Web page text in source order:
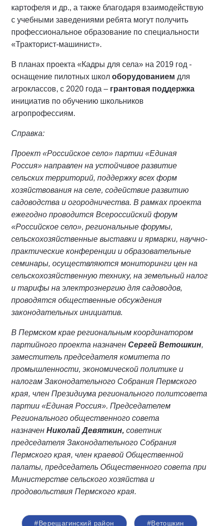
картофеля и др., а также благодаря взаимодействую
с учебными заведениями ребята могут получить
профессиональное образование по специальности
«Тракторист-машинист».
В планах проекта «Кадры для села» на 2019 год -
оснащение пилотных школ оборудованием для
агроклассов, с 2020 года – грантовая поддержка
инициатив по обучению школьников
агропрофессиям.
Справка:
Проект «Российское село» партии «Единая
Россия» направлен на устойчивое развитие
сельских территорий, поддержку всех форм
хозяйствования на селе, содействие развитию
садоводства и огородничества. В рамках проекта
ежегодно проводится Всероссийский форум
«Российское село», региональные форумы,
сельскохозяйственные выставки и ярмарки, научно-
практические конференции и образовательные
семинары, осуществляются мониторинги цен на
сельскохозяйственную технику, на земельный налог
и тарифы на электроэнергию для садоводов,
проводятся общественные обсуждения
законодательных инициатив.
В Пермском крае региональным координатором
партийного проекта назначен Сергей Ветошкин,
заместитель председателя комитета по
промышленности, экономической политике и
налогам Законодательного Собрания Пермского
края, член Президиума регионального политсовета
партии «Единая Россия». Председателем
Регионального общественного совета
назначен Николай Девяткин, советник
председателя Законодательного Собрания
Пермского края, член краевой Общественной
палаты, председатель Общественного совета при
Министерстве сельского хозяйства и
продовольствия Пермского края.
#Верещагинский район #Ветошкин